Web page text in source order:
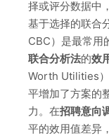
择或评分数据中
基于选择的联合
CBC）是最常用
联合分析法的效
Worth Utilities
平增加了方案的
力。在招聘意向
平的效用值差异